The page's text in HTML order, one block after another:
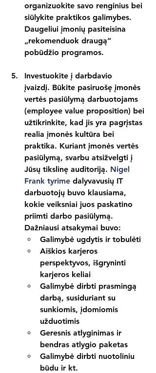
organizuokite savo renginius bei
siūlykite praktikos galimybes.
Daugeliui įmonių pasiteisina
„rekomenduok draugą“
pobūdžio programos.
Investuokite į darbdavio
įvaizdį. Būkite pasiruošę įmonės
vertės pasiūlymą darbuotojams
(employee value proposition) bei
užtikrinkite, kad jis yra pagrįstas
realia įmonės kultūra bei
praktika. Kuriant įmonės vertės
pasiūlymą, svarbu atsižvelgti į
Jūsų tikslinę auditoriją. Nigel
Frank tyrime dalyvavusių IT
darbuotojų buvo klausiama,
kokie veiksniai juos paskatino
priimti darbo pasiūlymą.
Dažniausi atsakymai buvo:
Galimybė ugdytis ir tobulėti
Aiškios karjeros
perspektyvos, išgryninti
karjeros keliai
Galimybė dirbti prasmingą
darbą, susiduriant su
sunkiomis, įdomiomis
užduotimis
Geresnis atlyginimas ir
bendras atlygio paketas
Galimybė dirbti nuotoliniu
būdu ir kt.